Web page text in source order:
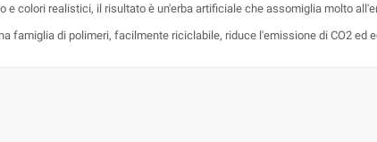
e colori realistici, il risultato è un'erba artificiale che assomiglia molto
famiglia di polimeri, facilmente riciclabile, riduce l'emissione di CO2 ed